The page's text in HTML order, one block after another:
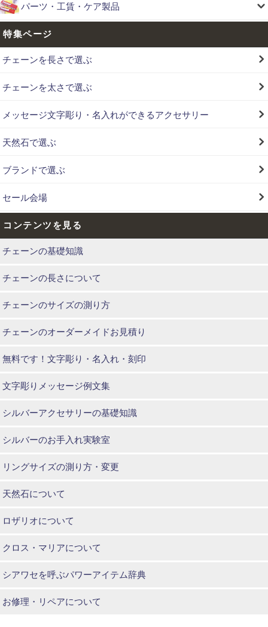
パーツ・工賃・ケア製品
特集ページ
チェーンを長さで選ぶ
チェーンを太さで選ぶ
メッセージ文字彫り・名入れができるアクセサリー
天然石で選ぶ
ブランドで選ぶ
セール会場
コンテンツを見る
チェーンの基礎知識
チェーンの長さについて
チェーンのサイズの測り方
チェーンのオーダーメイドお見積り
無料です！文字彫り・名入れ・刻印
文字彫りメッセージ例文集
シルバーアクセサリーの基礎知識
シルバーのお手入れ実験室
リングサイズの測り方・変更
天然石について
ロザリオについて
クロス・マリアについて
シアワセを呼ぶパワーアイテム辞典
お修理・リペアについて